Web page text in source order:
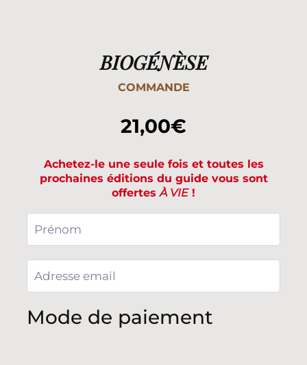
BIOGÉNÈSE
COMMANDE
21,00€
Achetez-le une seule fois et toutes les
prochaines éditions du guide vous sont
offertesÀ VIE!
Mode de paiement